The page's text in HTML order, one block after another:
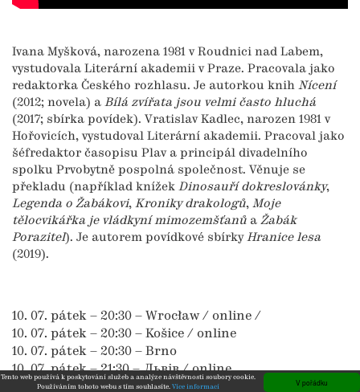
V pořádku
Tento web používá k poskytování služeb a analýze návštěvnosti soubory cookie.
Používáním tohoto webu s tím souhlasíte.Více informací
Ivana Myšková, narozena 1981 v Roudnici nad Labem,
vystudovala Literární akademii v Praze. Pracovala jako
redaktorka Českého rozhlasu. Je autorkou knih Nícení
(2012; novela) a Bílá zvířata jsou velmi často hluchá
(2017; sbírka povídek). Vratislav Kadlec, narozen 1981 v
Hořovicích, vystudoval Literární akademii. Pracoval jako
šéfredaktor časopisu Plav a principál divadelního
spolku Prvobytně pospolná společnost. Věnuje se
překladu (například knížek Dinosauří dokreslovánky,
Legenda o Žabákovi, Kroniky drakologů, Moje
tělocvikářka je vládkyní mimozemšťanů a Žabák
Porazitel). Je autorem povídkové sbírkyHranice lesa
(2019).
10. 07. pátek – 20:30 – Wrocław / online /
10. 07. pátek – 20:30 – Košice / online
10. 07. pátek – 20:30 – Brno
10. 07. pátek – 21:30 – Львів / online
11. 07. sobota – 20:30 – Ostrava